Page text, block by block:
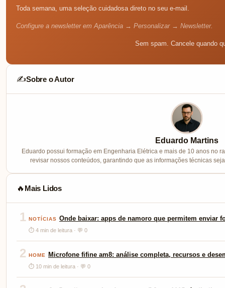
Toda semana, uma seleção cuidadosa direto no seu e-mail.
Configure a newsletter em Aparência → Personalizar → Newsletter.
Sem spam. Cancele quando
✍️Sobre o Autor
Eduardo Martins
Eduardo possui formação em Engenharia Elétrica e mais de 10 anos no
revisar nossos conteúdos, garantindo que as informações técnicas
🔥 Mais Lidos
1 NOTÍCIAS Onde baixar: apps de namoro que permitem enviar
⏱ 4 min de leitura · 💬 0
2 HOME Microfone fifine am8: análise completa, recursos e
⏱ 10 min de leitura · 💬 0